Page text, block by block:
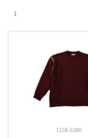
1
1258-5380